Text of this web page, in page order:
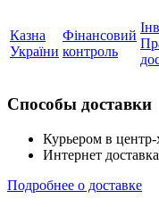
Казна
України
Фінансовий
контроль
Способы доставки
Курьером в
Интернет доставка
Подробнее о доставке